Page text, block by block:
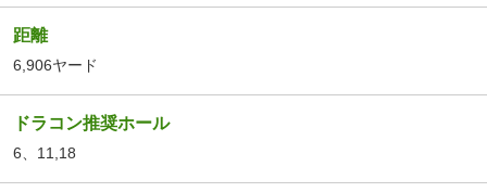
距離
6,906ヤード
ドラコン推奨ホール
6、11,18